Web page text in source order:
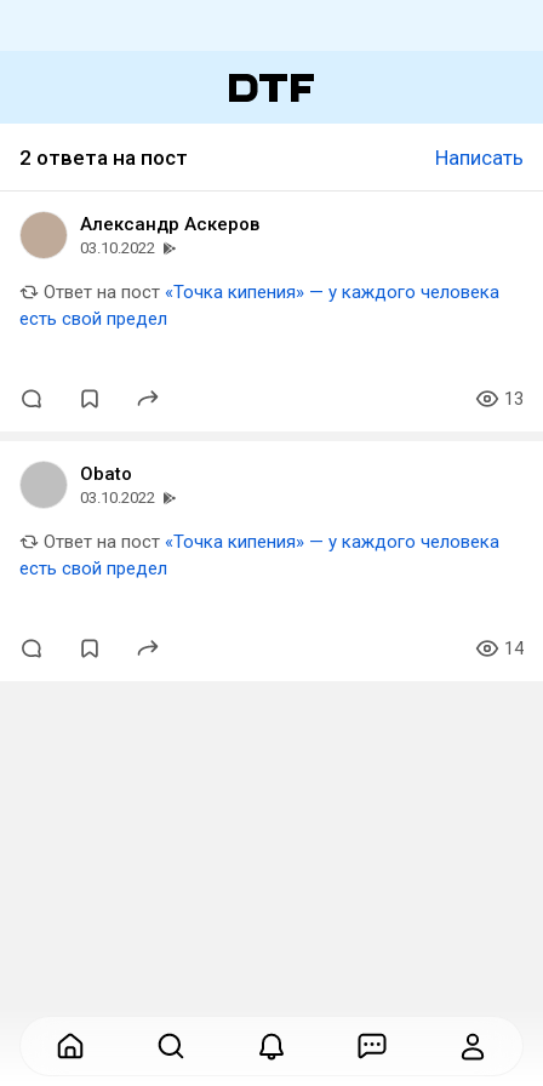
2 ответа на пост Написать
Александр Аскеров
03.10.2022
Ответ на пост «Точка кипения» — у каждого человека
есть свой предел
13
Obato
03.10.2022
Ответ на пост «Точка кипения» — у каждого человека
есть свой предел
14